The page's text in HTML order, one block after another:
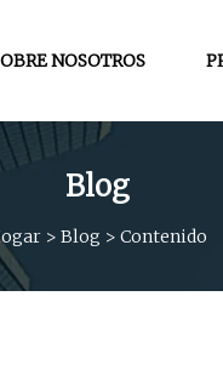
NOSOTROS
Blog
> Blog > Contenido